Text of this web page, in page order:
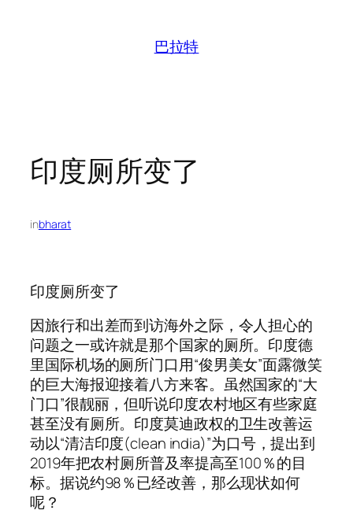
巴拉特
印度厕所变了
inbharat
印度厕所变了
因旅行和出差而到访海外之际，令人担心的
问题之一或许就是那个国家的厕所。印度德
里国际机场的厕所门口用“俊男美女”面露微笑
的巨大海报迎接着八方来客。虽然国家的“大
门口”很靓丽，但听说印度农村地区有些家庭
甚至没有厕所。印度莫迪政权的卫生改善运
动以“清洁印度(clean india)”为口号，提出到
2019年把农村厕所普及率提高至100％的目
标。据说约98％已经改善，那么现状如何
呢？